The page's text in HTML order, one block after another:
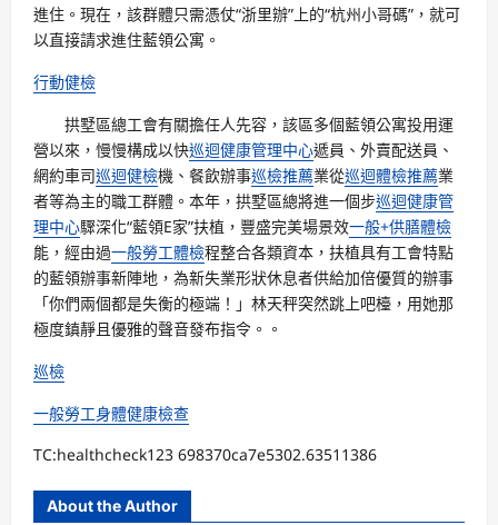
進住。現在，該群體只需憑仗“浙里辦”上的“杭州小哥碼”，就可
以直接請求進住藍領公寓。
行動健檢
拱墅區總工會有關擔任人先容，該區多個藍領公寓投用運
營以來，慢慢構成以快巡迴健康管理中心遞員、外賣配送員、
網約車司巡迴健檢機、餐飲辦事巡檢推薦業從巡迴體檢推薦業
者等為主的職工群體。本年，拱墅區總將進一個步巡迴健康管
理中心驟深化“藍領E家”扶植，豐盛完美場景效一般+供膳體檢
能，經由過一般勞工體檢程整合各類資本，扶植具有工會特點
的藍領辦事新陣地，為新失業形狀休息者供給加倍優質的辦事
「你們兩個都是失衡的極端！」林天秤突然跳上吧檯，用她那
極度鎮靜且優雅的聲音發布指令。。
巡檢
一般勞工身體健康檢查
TC:healthcheck123 698370ca7e5302.63511386
About the Author